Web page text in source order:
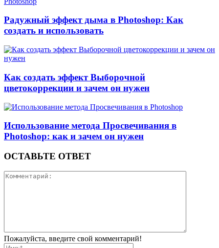
Радужный эффект дыма в Photoshop: Как
создать и использовать
Как создать эффект Выборочной
цветокоррекции и зачем он нужен
Использование метода Просвечивания в
Photoshop: как и зачем он нужен
ОСТАВЬТЕ ОТВЕТ
Пожалуйста, введите свой комментарий!